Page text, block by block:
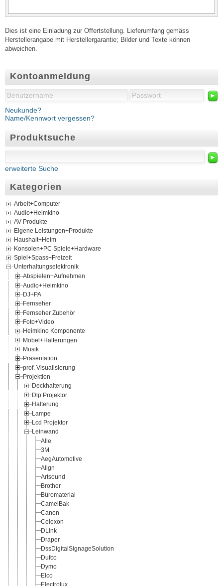
Kontoanmeldung
►
Neukunde?
Name/Kennwort vergessen?
Produktsuche
►
erweiterte Suche
Kategorien
Arbeit+Computer
Audio+Heimkino
AV-Produkte
Eigene Leistungen+Produkte
Haushalt+Heim
Konsolen+PC Spiele+Hardware
Spiel+Spass+Freizeit
Unterhaltungselektronik
Abspielen+Aufnehmen
Audio+Heimkino
DJ+PA
Fernseher
Fernseher Zubehör
Foto+Video
Heimkino Komponente
Möbel+Halterungen
Musik
Präsentation
prof. Visualisierung
Projektion
Deckhalterung
Dlp Projektor
Halterung
Lampe
Lcd Projektor
Leinwand
Alle
3M
AegAutomotive
Align
Artsound
Brother
Büromaterial
CamelBak
Canon
Celexon
DLink
Draper
DssDigitalSignageSolution
Dufco
Dymo
Elco
Electrolux
Dies ist eine Einladung zur Offertstellung. Lieferumfang gemäss
Herstellerangabe mit Herstellergarantie; Bilder und Texte können
abweichen.